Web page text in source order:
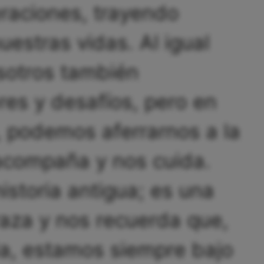
trayendo
vidas. Al igual
también
y desafíos, pero en
aferrarnos a la
y nos cuida.
antigua; es una
y nos recuerda que,
estamos siempre bajo